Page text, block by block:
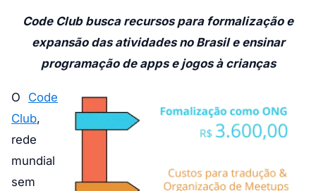
Code Club busca recursos para formalização e
expansão das atividades no Brasil e ensinar
programação de apps e jogos à crianças
O Code
Club,
rede
mundial
sem